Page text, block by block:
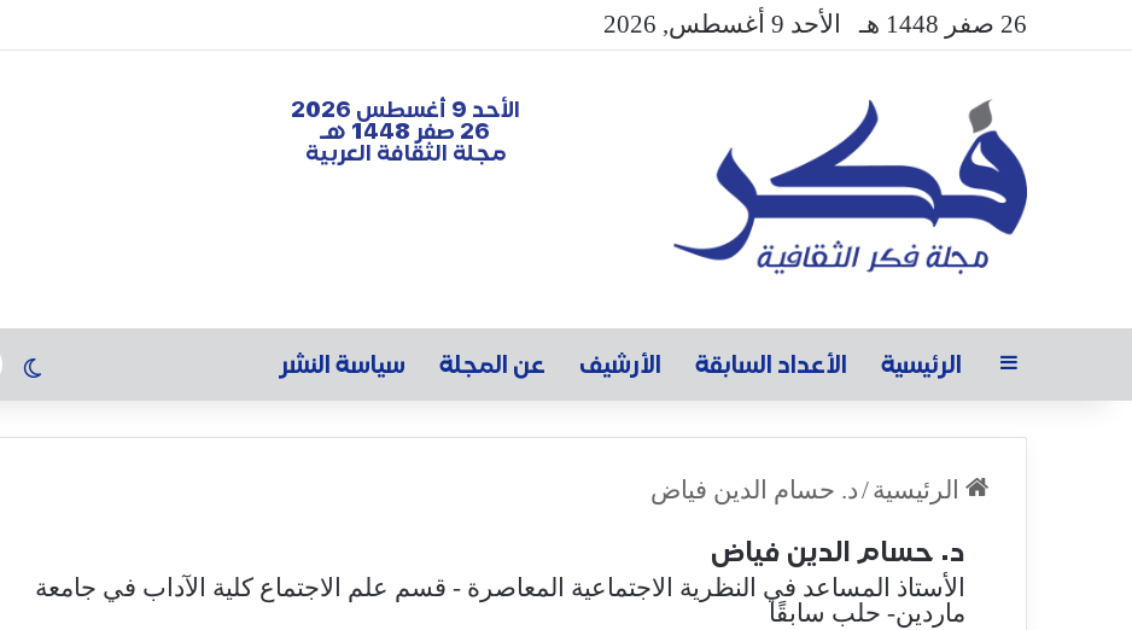
26 صفر 1448 هـ الأحد 9 أغسطس, 2026
الأحد 9 أغسطس 2026
26 صفر 1448 هـ
مجلة الثقافة العربية
الرئيسية الأعداد السابقة الأرشيف عن المجلة سياسة النشر
الرئيسية/د. حسام الدين فياض
د. حسام الدين فياض
الأستاذ المساعد في النظرية الاجتماعية المعاصرة - قسم علم الاجتماع كلية الآداب في جامعة
ماردين- حلب سابقًا